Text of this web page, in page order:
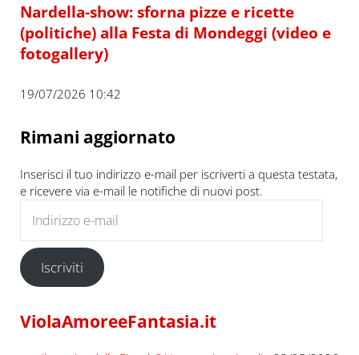
Nardella-show: sforna pizze e ricette
(politiche) alla Festa di Mondeggi (video e
fotogallery)
19/07/2026 10:42
Rimani aggiornato
Inserisci il tuo indirizzo e-mail per iscriverti a questa testata,
e ricevere via e-mail le notifiche di nuovi post.
Iscriviti
ViolaAmoreeFantasia.it